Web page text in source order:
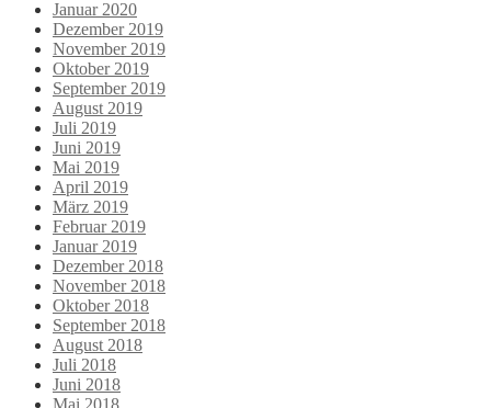
Januar 2020
Dezember 2019
November 2019
Oktober 2019
September 2019
August 2019
Juli 2019
Juni 2019
Mai 2019
April 2019
März 2019
Februar 2019
Januar 2019
Dezember 2018
November 2018
Oktober 2018
September 2018
August 2018
Juli 2018
Juni 2018